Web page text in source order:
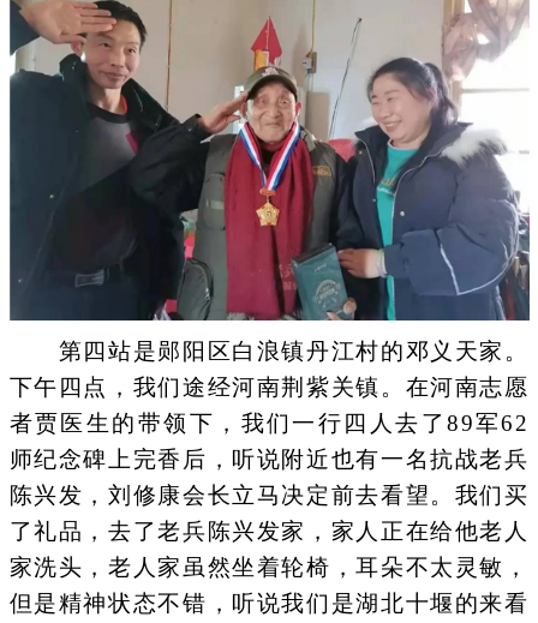
第四站是郧阳区白浪镇丹江村的邓义天家。
下午四点，我们途经河南荆紫关镇。在河南志愿
者贾医生的带领下，我们一行四人去了89军62
师纪念碑上完香后，听说附近也有一名抗战老兵
陈兴发，刘修康会长立马决定前去看望。我们买
了礼品，去了老兵陈兴发家，家人正在给他老人
家洗头，老人家虽然坐着轮椅，耳朵不太灵敏，
但是精神状态不错，听说我们是湖北十堰的来看